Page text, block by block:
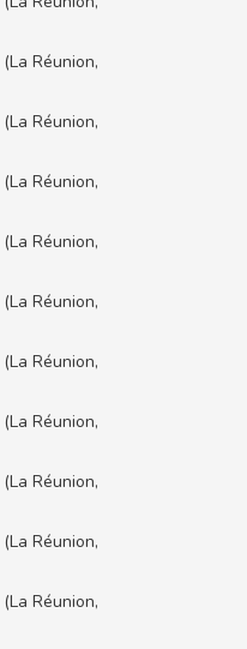
Réunion,
Réunion,
Réunion,
Réunion,
Réunion,
Réunion,
Réunion,
Réunion,
Réunion,
Réunion,